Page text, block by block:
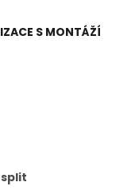
S MONTÁŽÍ